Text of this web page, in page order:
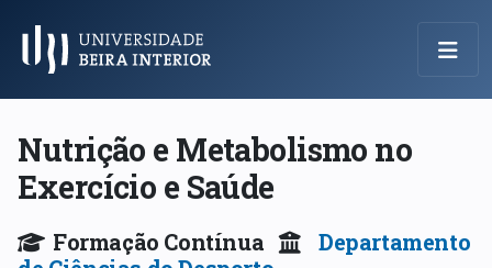
Menu Principal
Nutrição e Metabolismo no
Exercício e Saúde
Formação Contínua
Departamento